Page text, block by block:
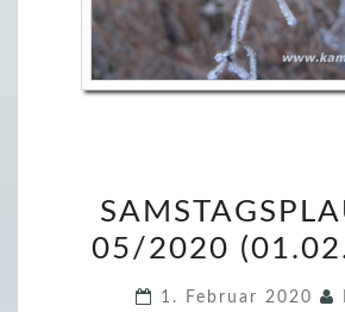
A
M
05/2020
1. Februar 2020